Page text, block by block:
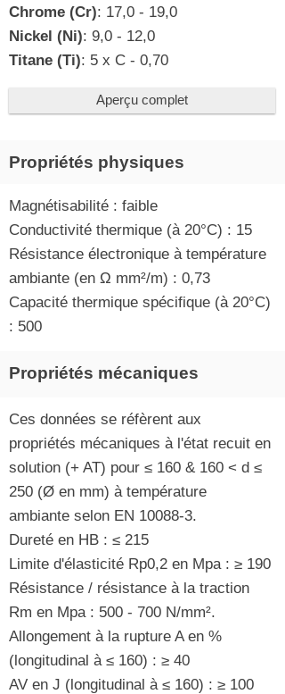
Chrome (Cr): 17,0 - 19,0
Nickel (Ni): 9,0 - 12,0
Titane (Ti): 5 x C - 0,70
Aperçu complet
Propriétés physiques
Magnétisabilité : faible
Conductivité thermique (à 20°C) : 15
Résistance électronique à température
ambiante (en Ω mm²/m) : 0,73
Capacité thermique spécifique (à 20°C)
: 500
Propriétés mécaniques
Ces données se réfèrent aux
propriétés mécaniques à l'état recuit en
solution (+ AT) pour ≤ 160 & 160 < d ≤
250 (Ø en mm) à température
ambiante selon EN 10088-3.
Dureté en HB : ≤ 215
Limite d'élasticité Rp0,2 en Mpa : ≥ 190
Résistance / résistance à la traction
Rm en Mpa : 500 - 700 N/mm².
Allongement à la rupture A en %
(longitudinal à ≤ 160) : ≥ 40
AV en J (longitudinal à ≤ 160) : ≥ 100